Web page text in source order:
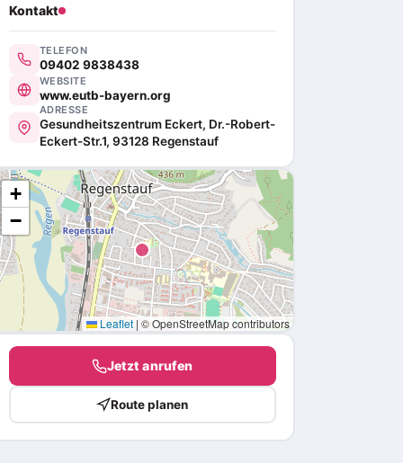
Kontakt
TELEFON
09402 9838438
WEBSITE
www.eutb-bayern.org
ADRESSE
Gesundheitszentrum Eckert, Dr.-Robert-
Eckert-Str.1, 93128 Regenstauf
+
−
Leaflet | © OpenStreetMap contributors
Jetzt anrufen
Route planen